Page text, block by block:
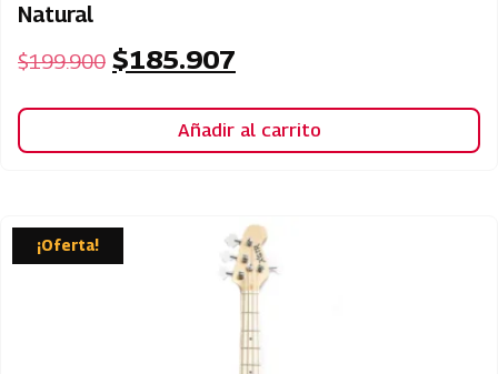
Natural
$199.900 $185.907
Añadir al carrito
¡Oferta!